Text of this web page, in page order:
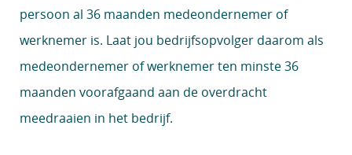
persoon al 36 maanden medeondernemer of
werknemer is. Laat jou bedrijfsopvolger daarom als
medeondernemer of werknemer ten minste 36
maanden voorafgaand aan de overdracht
meedraaien in het bedrijf.